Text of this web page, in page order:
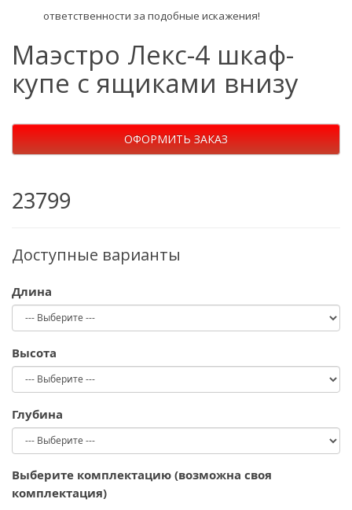
ответственности за подобные искажения!
Маэстро Лекс-4 шкаф-
купе с ящиками внизу
ОФОРМИТЬ ЗАКАЗ
23799
Доступные варианты
Длина
Высота
Глубина
Выберите комплектацию (возможна своя
комплектация)